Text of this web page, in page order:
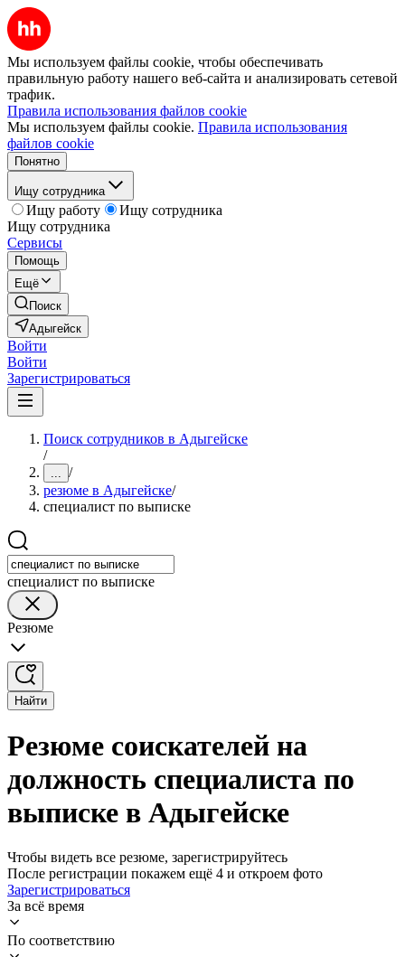
Мы используем файлы cookie, чтобы обеспечивать
правильную работу нашего веб-сайта и анализировать сетевой
трафик.
Правила использования файлов cookie
Мы используем файлы cookie. Правила использования
файлов cookie
Понятно
Ищу сотрудника
Ищу работу
Ищу сотрудника
Ищу сотрудника
Сервисы
Помощь
Ещё
Поиск
Адыгейск
Войти
Войти
Зарегистрироваться
Поиск сотрудников в Адыгейске
/
... /
резюме в Адыгейске/
специалист по выписке
специалист по выписке
Резюме
Найти
Резюме соискателей на
должность специалиста по
выписке в Адыгейске
Чтобы видеть все резюме, зарегистрируйтесь
После регистрации покажем ещё 4 и откроем фото
Зарегистрироваться
За всё время
По соответствию